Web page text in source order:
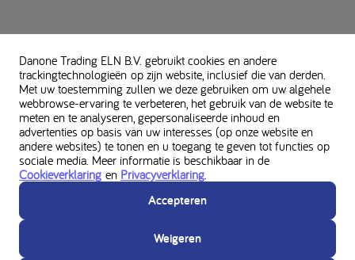
Danone Trading ELN B.V. gebruikt cookies en andere
trackingtechnologieën op zijn website, inclusief die van derden.
Met uw toestemming zullen we deze gebruiken om uw algehele
webbrowse-ervaring te verbeteren, het gebruik van de website te
meten en te analyseren, gepersonaliseerde inhoud en
advertenties op basis van uw interesses (op onze website en
andere websites) te tonen en u toegang te geven tot functies op
sociale media. Meer informatie is beschikbaar in de
Cookieverklaring en Privacyverklaring
Accepteren
Weigeren